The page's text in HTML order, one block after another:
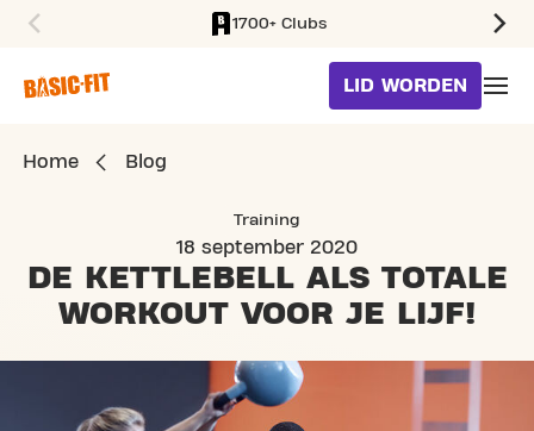
1700+ Clubs
LID WORDEN
Home Blog
Training
18 september 2020
DE KETTLEBELL ALS TOTALE
WORKOUT VOOR JE LIJF!